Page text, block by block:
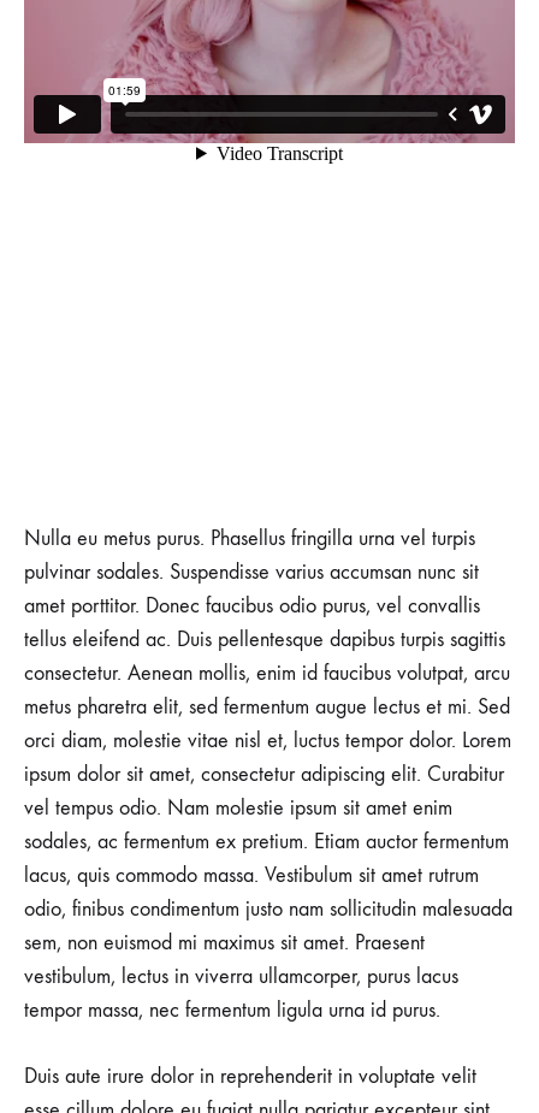
Nulla eu metus purus. Phasellus fringilla urna vel turpis
pulvinar sodales. Suspendisse varius accumsan nunc sit
amet porttitor. Donec faucibus odio purus, vel convallis
tellus eleifend ac. Duis pellentesque dapibus turpis sagittis
consectetur. Aenean mollis, enim id faucibus volutpat, arcu
metus pharetra elit, sed fermentum augue lectus et mi. Sed
orci diam, molestie vitae nisl et, luctus tempor dolor. Lorem
ipsum dolor sit amet, consectetur adipiscing elit. Curabitur
vel tempus odio. Nam molestie ipsum sit amet enim
sodales, ac fermentum ex pretium. Etiam auctor fermentum
lacus, quis commodo massa. Vestibulum sit amet rutrum
odio, finibus condimentum justo nam sollicitudin malesuada
sem, non euismod mi maximus sit amet. Praesent
vestibulum, lectus in viverra ullamcorper, purus lacus
tempor massa, nec fermentum ligula urna id purus.
Duis aute irure dolor in reprehenderit in voluptate velit